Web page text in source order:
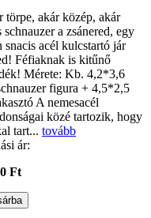
törpe, akár közép, akár
schnauzer a zsánered, egy
snacis acél kulcstartó jár
Féfiaknak is kitűnő
Mérete: Kb. 4,2*3,6
figura + 4,5*2,5
A nemesacél
közé tartozik, hogy
tart... tovább
ár:
Ft